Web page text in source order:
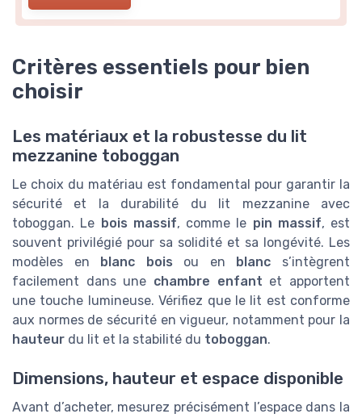
Critères essentiels pour bien
choisir
Les matériaux et la robustesse du lit
mezzanine toboggan
Le choix du matériau est fondamental pour garantir la
sécurité et la durabilité du lit mezzanine avec
toboggan. Le bois massif, comme le pin massif, est
souvent privilégié pour sa solidité et sa longévité. Les
modèles en blanc bois ou en blanc s’intègrent
facilement dans une chambre enfant et apportent
une touche lumineuse. Vérifiez que le lit est conforme
aux normes de sécurité en vigueur, notamment pour la
hauteur du lit et la stabilité du toboggan.
Dimensions, hauteur et espace disponible
Avant d’acheter, mesurez précisément l’espace dans la